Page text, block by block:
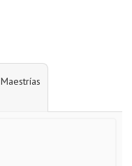
Maestrías